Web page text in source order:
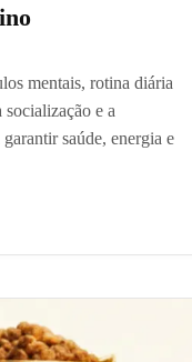
mentais, rotina diária
e a
saúde, energia e